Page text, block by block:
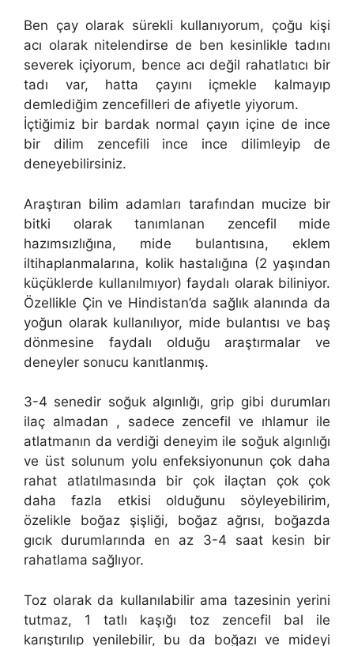
Ben çay olarak sürekli kullanıyorum, çoğu kişi
acı olarak nitelendirse de ben kesinlikle tadını
severek içiyorum, bence acı değil rahatlatıcı bir
tadı var, hatta çayını içmekle kalmayıp
demlediğim zencefilleri de afiyetle yiyorum.
İçtiğimiz bir bardak normal çayın içine de ince
bir dilim zencefili ince ince dilimleyip de
deneyebilirsiniz.
Araştıran bilim adamları tarafından mucize bir
bitki olarak tanımlanan zencefil mide
hazımsızlığına, mide bulantısına, eklem
iltihaplanmalarına, kolik hastalığına (2 yaşından
küçüklerde kullanılmıyor) faydalı olarak biliniyor.
Özellikle Çin ve Hindistan’da sağlık alanında da
yoğun olarak kullanılıyor, mide bulantısı ve baş
dönmesine faydalı olduğu araştırmalar ve
deneyler sonucu kanıtlanmış.
3-4 senedir soğuk algınlığı, grip gibi durumları
ilaç almadan , sadece zencefil ve ıhlamur ile
atlatmanın da verdiği deneyim ile soğuk algınlığı
ve üst solunum yolu enfeksiyonunun çok daha
rahat atlatılmasında bir çok ilaçtan çok çok
daha fazla etkisi olduğunu söyleyebilirim,
özelikle boğaz şişliği, boğaz ağrısı, boğazda
gıcık durumlarında en az 3-4 saat kesin bir
rahatlama sağlıyor.
Toz olarak da kullanılabilir ama tazesinin yerini
tutmaz, 1 tatlı kaşığı toz zencefil bal ile
karıştırılıp yenilebilir, bu da boğazı ve mideyi